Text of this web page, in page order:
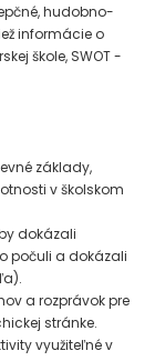
hudobno-
informácie o
škole, SWOT -
základy,
v školskom
dokázali
počuli a dokázali
a rozprávok pre
stránke.
využiteľné v